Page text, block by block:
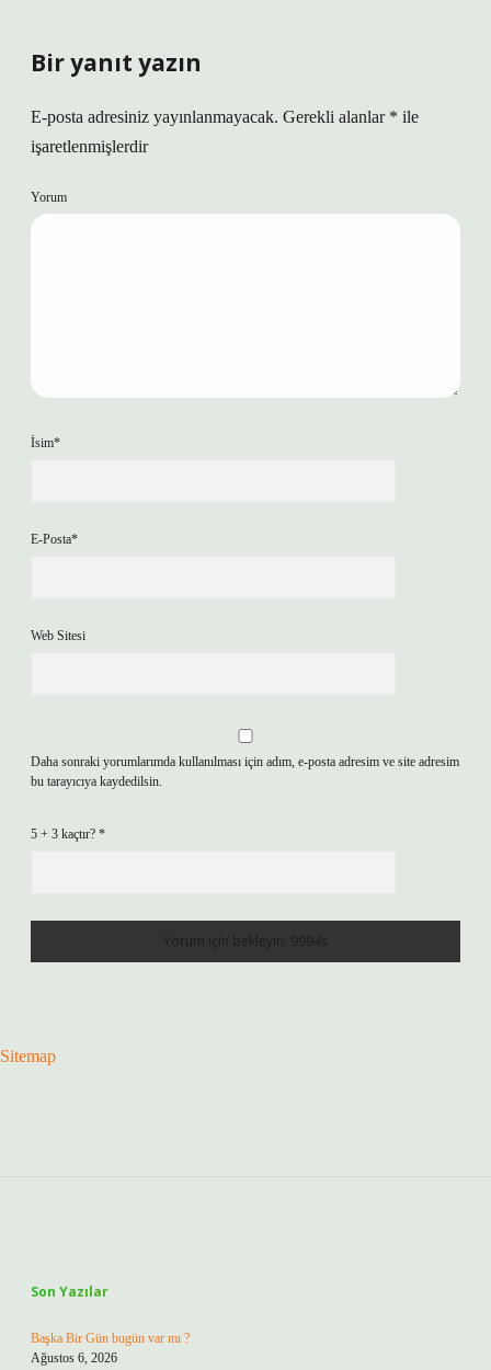
Bir yanıt yazın
E-posta adresiniz yayınlanmayacak. Gerekli alanlar * ile
işaretlenmişlerdir
Yorum
İsim*
E-Posta*
Web Sitesi
Daha sonraki yorumlarımda kullanılması için adım, e-posta adresim ve site adresim
bu tarayıcıya kaydedilsin.
5 + 3 kaçtır? *
Sitemap
Son Yazılar
Başka Bir Gün bugün var mı ?
Ağustos 6, 2026